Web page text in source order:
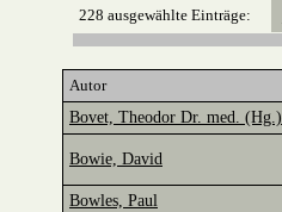
228 ausgewählte Einträge:
Autor
Bovet, Theodor Dr. med. (Hg.)
Bowie, David
Bowles, Paul